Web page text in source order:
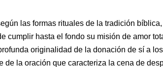
las formas rituales de la tradición
cumplir hasta el fondo su misión de amor
originalidad de la donación de sí a
de la oración que caracteriza la cena de